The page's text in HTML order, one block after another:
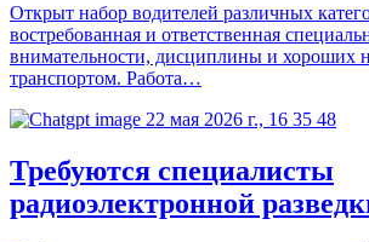
Открыт набор водителей различных
востребованная и ответственная
внимательности, дисциплины и хороших
транспортом. Работа…
Требуются специалисты
радиоэлектронной